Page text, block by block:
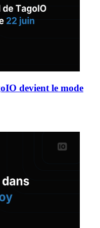
devient le mode